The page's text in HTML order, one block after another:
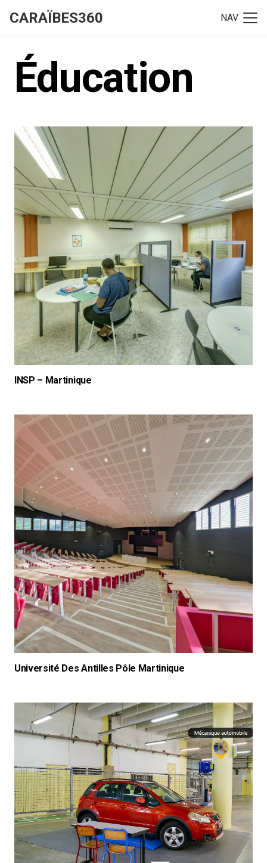
CARAÏBES360 NAV
Éducation
INSP – Martinique
Université Des Antilles Pôle Martinique